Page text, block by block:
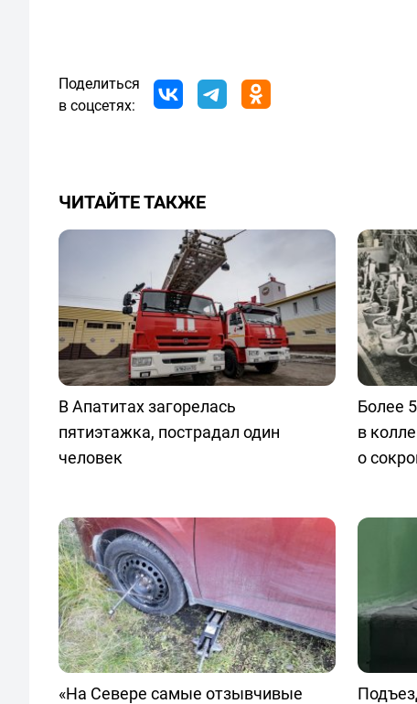
Поделиться
в соцсетях:
ЧИТАЙТЕ ТАКЖЕ
В Апатитах загорелась
пятиэтажка, пострадал один
человек
Более
в
о
«На Севере самые отзывчивые